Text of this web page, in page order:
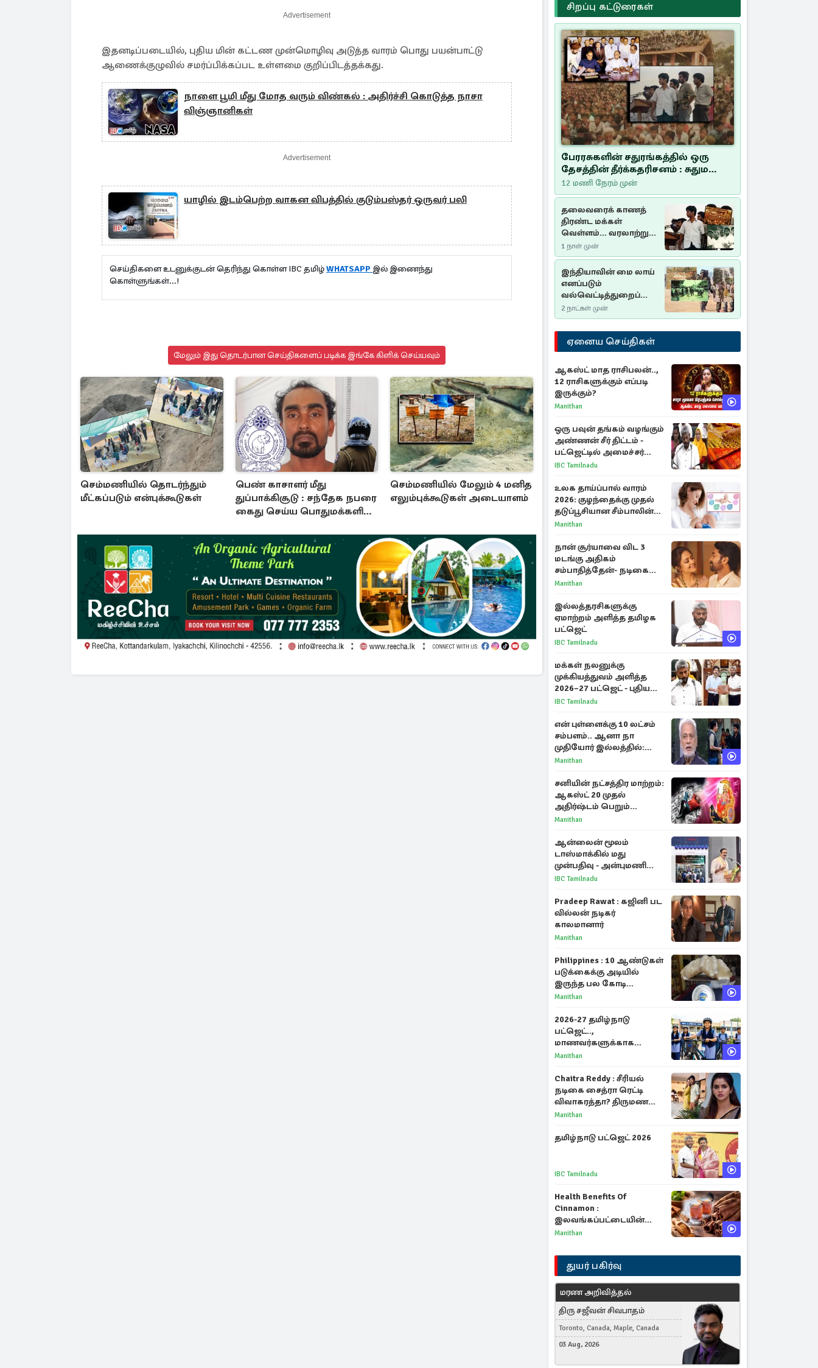
Advertisement
இதனடிப்படையில், புதிய மின் கட்டண முன்மொழிவு அடுத்த வாரம் பொது பயன்பாட்டு
ஆணைக்குழுவில் சமர்ப்பிக்கப்பட உள்ளமை குறிப்பிடத்தக்கது.
நாளை பூமி மீது மோத வரும் விண்கல் : அதிர்ச்சி கொடுத்த நாசா
விஞ்ஞானிகள்
Advertisement
யாழில் இடம்பெற்ற வாகன விபத்தில் குடும்பஸ்தர் ஒருவர் பலி
செய்திகளை உடனுக்குடன் தெரிந்து கொள்ள IBC தமிழ்WHATSAPP இல் இணைந்து
கொள்ளுங்கள்...!
மேலும் இது தொடர்பான செய்திகளைப் படிக்க இங்கே கிளிக் செய்யவும்
செம்மணியில் தொடர்ந்தும்
மீட்கப்படும் என்புக்கூடுகள்
பெண் காசாளர் மீது
துப்பாக்கிசூடு : சந்தேக நபரை
கைது செய்ய பொதுமக்களின்
செம்மணியில் மேலும் 4 மனித
எலும்புக்கூடுகள் அடையாளம்
சிறப்பு கட்டுரைகள்
பேரரசுகளின் சதுரங்கத்தில் ஒரு
தேசத்தின் தீர்க்கதரிசனம் : சுதுமலை
பிரகடனம் ஒரு வரலாற்றுப் பாடம்
12 மணி நேரம் முன்
தலைவரைக் காணத்
திரண்ட மக்கள்
வெள்ளம்... வரலாற்றுச்
சிறப்புமிக்க சுதுமலைப்
பிரகடனம்…
1 நாள் முன்
இந்தியாவின் மை லாய்
எனப்படும்
வல்வெட்டித்துறைப்
படுகொலை…
2 நாட்கள் முன்
ஏனைய செய்திகள்
ஆகஸ்ட் மாத ராசிபலன்..,
12 ராசிகளுக்கும் எப்படி
இருக்கும்?
Manithan
ஒரு பவுன் தங்கம் வழங்கும்
அண்ணன் சீர் திட்டம் -
பட்ஜெட்டில் அமைச்சர்
மரிய வில்சன் அறிவிப்பு!
IBC Tamilnadu
உலக தாய்ப்பால் வாரம்
2026: குழந்தைக்கு முதல்
தடுப்பூசியான சீம்பாலின்
முக்கியத்துவம்!
Manithan
நான் சூர்யாவை விட 3
மடங்கு அதிகம்
சம்பாதித்தேன்- நடிகை
ஜோதிகா
Manithan
இல்லத்தரசிகளுக்கு
ஏமாற்றம் அளித்த தமிழக
பட்ஜெட்
IBC Tamilnadu
மக்கள் நலனுக்கு
முக்கியத்துவம் அளித்த
2026–27 பட்ஜெட் - புதிய
நலத்திட்டங்கள்
IBC Tamilnadu
என் புள்ளைக்கு 10 லட்சம்
சம்பளம்.. ஆனா நா
முதியோர் இல்லத்தில்:
நடிகரின் கண்ணீர் பேட்டி
Manithan
சனியின் நட்சத்திர மாற்றம்:
ஆகஸ்ட் 20 முதல்
அதிர்ஷ்டம் பெறும்
ராசிகள்!
Manithan
ஆன்லைன் மூலம்
டாஸ்மாக்கில் மது
முன்பதிவு - அன்புமணி
ராமதாஸ் எதிர்ப்பு
IBC Tamilnadu
Pradeep Rawat : கஜினி பட
வில்லன் நடிகர்
காலமானார்
Manithan
Philippines : 10 ஆண்டுகள்
படுக்கைக்கு அடியில்
இருந்த பல கோடி
மதிப்புள்ள அரிய முத்து!
Manithan
2026-27 தமிழ்நாடு
பட்ஜெட்..,
மாணவர்களுக்காக
வெளியான முக்கிய
Manithan
Chaitra Reddy : சீரியல்
நடிகை சைத்ரா ரெட்டி
விவாகரத்தா? திருமண
புகைப்படங்களை நீக்கம்
Manithan
தமிழ்நாடு பட்ஜெட் 2026
IBC Tamilnadu
Health Benefits Of
Cinnamon :
இலவங்கப்பட்டையின்
மருத்துவ குணங்களும்
நன்மைகளும்!
Manithan
துயர் பகிர்வு
மரண அறிவித்தல்
திரு சஜீவன் சிவபாதம்
Toronto, Canada, Maple, Canada
03 Aug, 2026